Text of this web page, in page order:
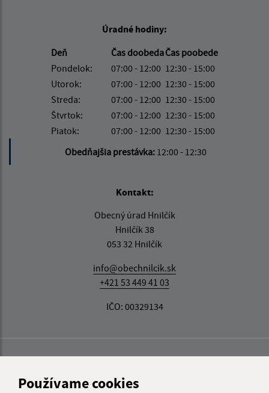
Používame cookies
Úradné hodiny:
Deň
Čas doobedaČas poobede
Pondelok:
07:00 - 12:00 12:30 - 15:00
Utorok:
07:00 - 12:00 12:30 - 15:00
Streda:
07:00 - 12:00 12:30 - 15:00
Štvrtok:
07:00 - 12:00 12:30 - 15:00
Piatok:
07:00 - 12:00 12:30 - 15:00
Obedňajšia prestávka: 12:00 - 12:30
Kontakt:
Obecný úrad Hnilčík
Hnilčík 38
053 32 Hnilčík
info@obechnilcik.sk
+421 53 449 41 03
IČO: 00329134